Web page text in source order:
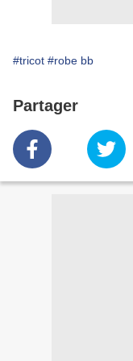
#tricot #robe bb
Partager